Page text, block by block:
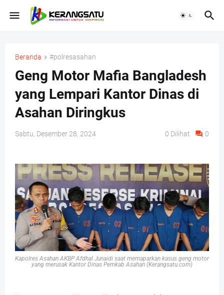
Beranda #polresasahan
Geng Motor Mafia Bangladesh
yang Lempari Kantor Dinas di
Asahan Diringkus
Sabtu, Desember 28, 2024 0 Dilihat 0
Kapolres Asahan AKBP Afdhal Junaidi saat memaparkan kasus geng motor
yang merusak Kantor Dinas Pemkab Asahan (Kerangsatu.com)